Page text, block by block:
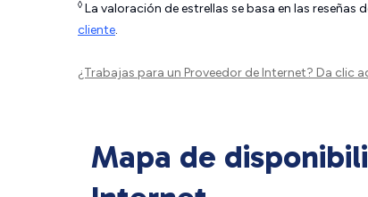
◊ La valoración de estrellas se basa en las reseñas
cliente.
¿Trabajas para un Proveedor de Internet? Da clic
Mapa de